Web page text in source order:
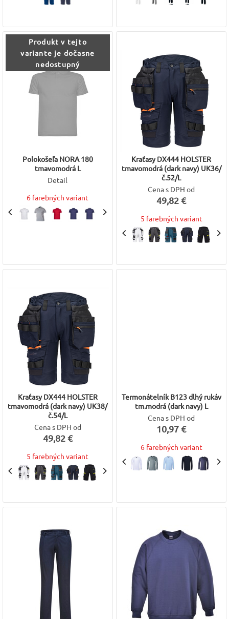
Produkt v tejto
variante je dočasne
nedostupný
Polokošeľa NORA 180
tmavomodrá L
Detail
6 farebných variant
Kraťasy DX444 HOLSTER
tmavomodrá (dark navy) UK36/
č.52/L
Cena s DPH od
49,82 €
5 farebných variant
Kraťasy DX444 HOLSTER
tmavomodrá (dark navy) UK38/
č.54/L
Cena s DPH od
49,82 €
5 farebných variant
Termonátelník B123 dlhý rukáv
tm.modrá (dark navy) L
Cena s DPH od
10,97 €
6 farebných variant